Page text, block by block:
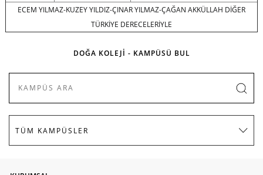
ECEM YILMAZ-KUZEY YILDIZ-ÇINAR YILMAZ-ÇAĞAN AKKÜLLAH DİĞER
TÜRKİYE DERECELERİYLE
DOĞA KOLEJİ - KAMPÜSÜ BUL